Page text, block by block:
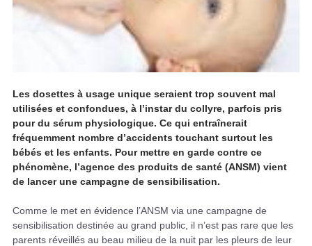
Les dosettes à usage unique seraient trop souvent mal
utilisées et confondues, à l’instar du collyre, parfois pris
pour du sérum physiologique. Ce qui entraînerait
fréquemment nombre d’accidents touchant surtout les
bébés et les enfants. Pour mettre en garde contre ce
phénomène, l’agence des produits de santé (ANSM) vient
de lancer une campagne de sensibilisation.
Comme le met en évidence l’ANSM via une campagne de
sensibilisation destinée au grand public, il n’est pas rare que les
parents réveillés au beau milieu de la nuit par les pleurs de leur